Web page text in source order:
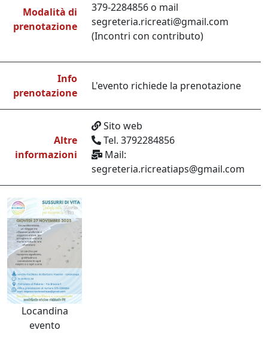
Modalità di
prenotazione
379-2284856 o mail
segreteria.ricreati@gmail.com
(Incontri con contributo)
Info
prenotazione
L'evento richiede la prenotazione
Altre
informazioni
Sito web
Tel. 3792284856
Mail:
segreteria.ricreatiaps@gmail.com
Locandina
evento